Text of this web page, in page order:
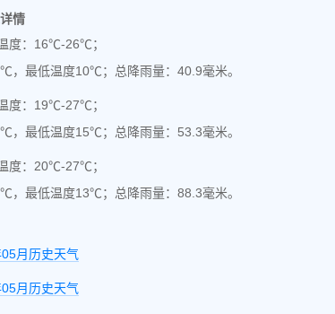
情
度：16℃-26℃；
，最低温度10℃；总降雨量：40.9毫米。
度：19℃-27℃；
，最低温度15℃；总降雨量：53.3毫米。
度：20℃-27℃；
，最低温度13℃；总降雨量：88.3毫米。
05月历史天气
05月历史天气